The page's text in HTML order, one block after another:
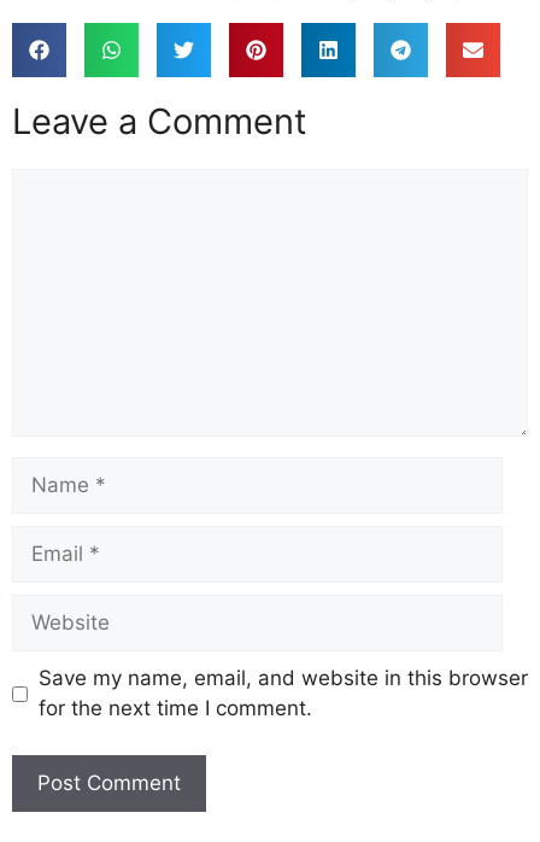
Leave a Comment
Save my name, email, and website in this browser
for the next time I comment.